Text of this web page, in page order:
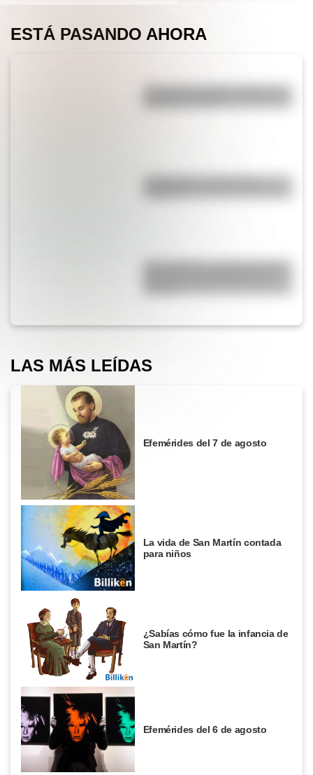
ESTÁ PASANDO AHORA
¿Por qué los piratas usaban un
San Cayetano: ¿quién fue y por
LAS MÁS LEÍDAS
Efemérides del 7 de agosto
La vida de San Martín contada
para niños
¿Sabías cómo fue la infancia de
San Martín?
Efemérides del 6 de agosto